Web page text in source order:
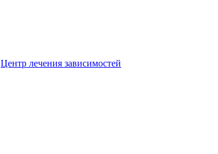
Центр лечения зависимостей